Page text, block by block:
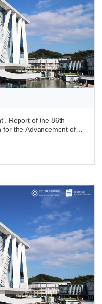
Report of the 86th
for the Advancement of
vol. 17, pp. 58–76.